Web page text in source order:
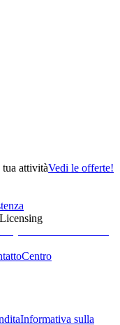
attivitàVedi le offerte!
Centro
Informativa sulla